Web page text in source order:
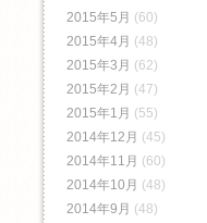
2015年5月 (60)
2015年4月 (48)
2015年3月 (62)
2015年2月 (47)
2015年1月 (55)
2014年12月 (45)
2014年11月 (60)
2014年10月 (48)
2014年9月 (48)